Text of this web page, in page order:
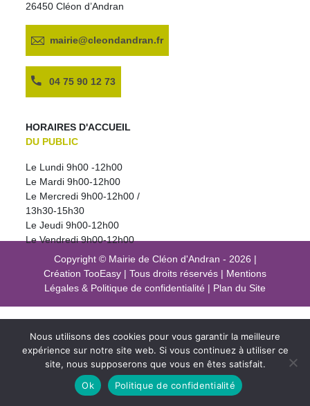
26450 Cléon d’Andran
mairie@cleondandran.fr
04 75 90 12 73
HORAIRES D'ACCUEIL
DU PUBLIC
Le Lundi 9h00 -12h00
Le Mardi 9h00-12h00
Le Mercredi 9h00-12h00 /
13h30-15h30
Le Jeudi 9h00-12h00
Le Vendredi 9h00-12h00
Copyright © Mairie de Cléon d'Andran - 2026 |
Création TooEasy | Tous droits réservés | Mentions
Légales & Politique de confidentialité | Plan du Site
Nous utilisons des cookies pour vous garantir la meilleure
expérience sur notre site web. Si vous continuez à utiliser ce
site, nous supposerons que vous en êtes satisfait.
Ok
Politique de confidentialité